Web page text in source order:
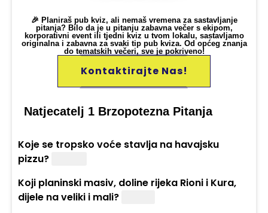
🎉 Planiraš pub kviz, ali nemaš vremena za sastavljanje
pitanja? Bilo da je u pitanju zabavna večer s ekipom,
korporativni event ili tjedni kviz u tvom lokalu, sastavljamo
originalna i zabavna za svaki tip pub kviza. Od općeg znanja
do tematskih večeri, sve je pokriveno!
Kontaktirajte Nas!
Natjecatelj 1 Brzopotezna Pitanja
Koje se tropsko voće stavlja na havajsku
pizzu?
Koji planinski masiv, doline rijeka Rioni i Kura,
dijele na veliki i mali?